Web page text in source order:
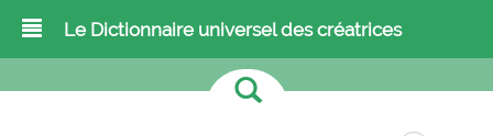
Le Dictionnaire universel des créatrices